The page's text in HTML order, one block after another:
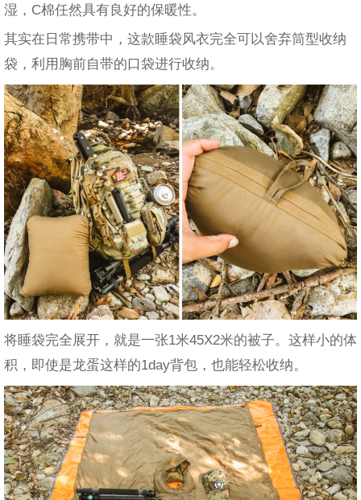
湿，C棉任然具有良好的保暖性。
其实在日常携带中，这款睡袋风衣完全可以舍弃筒型收纳
袋，利用胸前自带的口袋进行收纳。
将睡袋完全展开，就是一张1米45X2米的被子。这样小的体
积，即使是龙蛋这样的1day背包，也能轻松收纳。